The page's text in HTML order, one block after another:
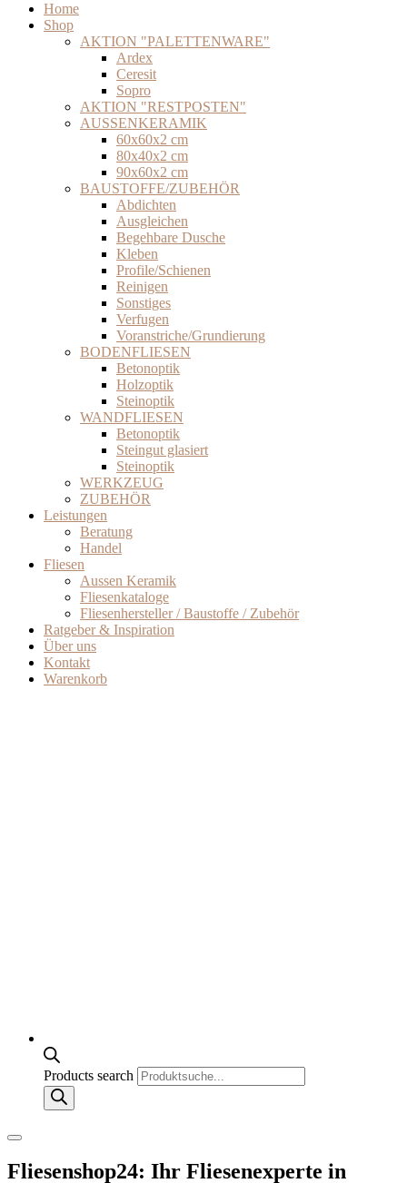
Home
Shop
AKTION "PALETTENWARE"
Ardex
Ceresit
Sopro
AKTION "RESTPOSTEN"
AUSSENKERAMIK
60x60x2 cm
80x40x2 cm
90x60x2 cm
BAUSTOFFE/ZUBEHÖR
Abdichten
Ausgleichen
Begehbare Dusche
Kleben
Profile/Schienen
Reinigen
Sonstiges
Verfugen
Voranstriche/Grundierung
BODENFLIESEN
Betonoptik
Holzoptik
Steinoptik
WANDFLIESEN
Betonoptik
Steingut glasiert
Steinoptik
WERKZEUG
ZUBEHÖR
Leistungen
Beratung
Handel
Fliesen
Aussen Keramik
Fliesenkataloge
Fliesenhersteller / Baustoffe / Zubehör
Ratgeber & Inspiration
Über uns
Kontakt
Warenkorb
Products search
Fliesenshop24: Ihr Fliesenexperte in